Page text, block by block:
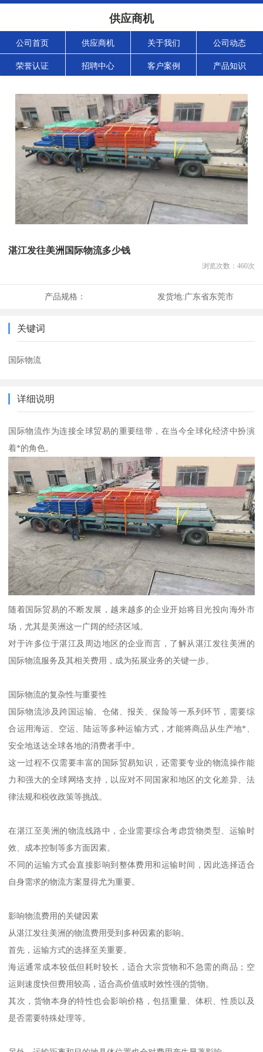
供应商机
公司首页 供应商机 关于我们 公司动态
荣誉认证 招聘中心 客户案例 产品知识
湛江发往美洲国际物流多少钱
浏览次数： 460次
产品规格： 发货地:广东省东莞市
关键词
国际物流
详细说明
国际物流作为连接全球贸易的重要纽带，在当今全球化经济中扮演
着*的角色。
随着国际贸易的不断发展，越来越多的企业开始将目光投向海外市
场，尤其是美洲这一广阔的经济区域。
对于许多位于湛江及周边地区的企业而言，了解从湛江发往美洲的
国际物流服务及其相关费用，成为拓展业务的关键一步。
国际物流的复杂性与重要性
国际物流涉及跨国运输、仓储、报关、保险等一系列环节，需要综
合运用海运、空运、陆运等多种运输方式，才能将商品从生产地*、
安全地送达全球各地的消费者手中。
这一过程不仅需要丰富的国际贸易知识，还需要专业的物流操作能
力和强大的全球网络支持，以应对不同国家和地区的文化差异、法
律法规和税收政策等挑战。
在湛江至美洲的物流线路中，企业需要综合考虑货物类型、运输时
效、成本控制等多方面因素。
不同的运输方式会直接影响到整体费用和运输时间，因此选择适合
自身需求的物流方案显得尤为重要。
影响物流费用的关键因素
从湛江发往美洲的物流费用受到多种因素的影响。
首先，运输方式的选择至关重要。
海运通常成本较低但耗时较长，适合大宗货物和不急需的商品；空
运则速度快但费用较高，适合高价值或时效性强的货物。
其次，货物本身的特性也会影响价格，包括重量、体积、性质以及
是否需要特殊处理等。